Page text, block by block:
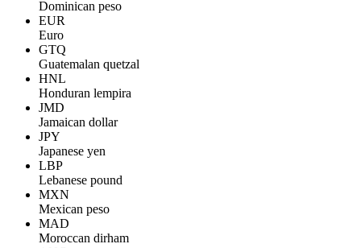
Dominican peso
EUR
Euro
GTQ
Guatemalan quetzal
HNL
Honduran lempira
JMD
Jamaican dollar
JPY
Japanese yen
LBP
Lebanese pound
MXN
Mexican peso
MAD
Moroccan dirham